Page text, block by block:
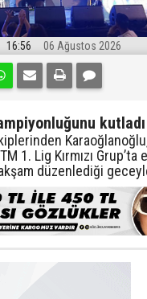
16:56 06 Ağustos 2026
kutladı
1. Lig Kırmızı Grup’ta
düzenlediği